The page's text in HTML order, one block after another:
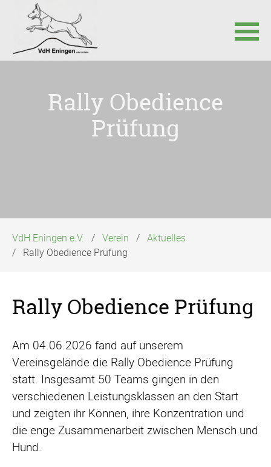
Rally Obedience
Prüfung
VdH Eningen e.V. Verein
Aktuelles
Rally Obedience Prüfung
Rally Obedience Prüfung
Am 04.06.2026 fand auf unserem
Vereinsgelände die Rally Obedience Prüfung
statt. Insgesamt 50 Teams gingen in den
verschiedenen Leistungsklassen an den Start
und zeigten ihr Können, ihre Konzentration und
die enge Zusammenarbeit zwischen Mensch und
Hund.